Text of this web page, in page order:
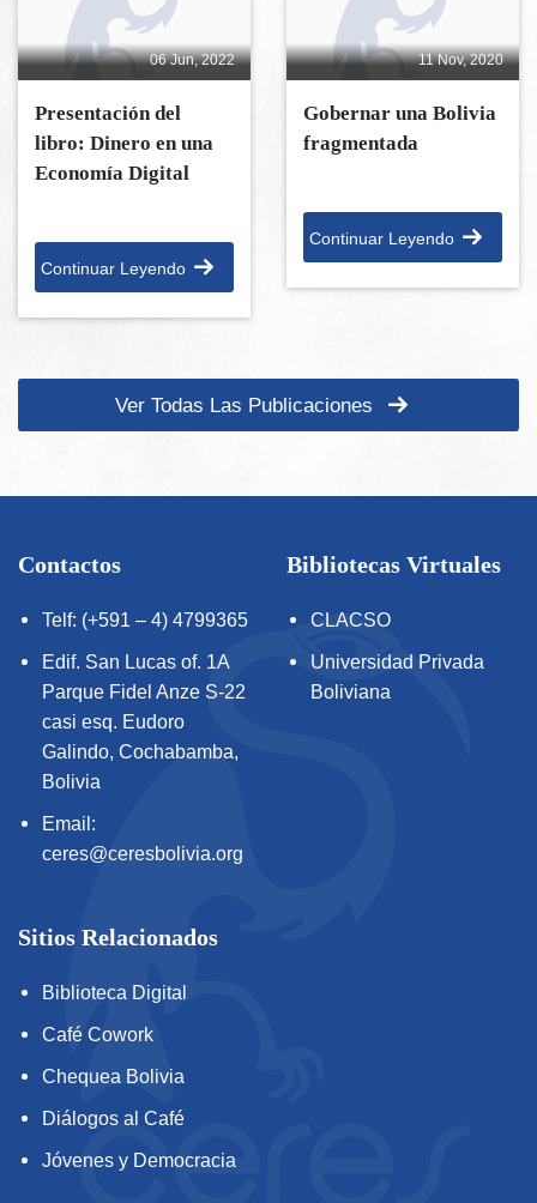
06 Jun, 2022
Presentación del
libro: Dinero en una
Economía Digital
Continuar Leyendo
11 Nov, 2020
Gobernar una Bolivia
fragmentada
Continuar Leyendo
Ver Todas Las Publicaciones
Contactos
Telf: (+591 – 4) 4799365
Edif. San Lucas of. 1A
Parque Fidel Anze S-22
casi esq. Eudoro
Galindo, Cochabamba,
Bolivia
Email:
ceres@ceresbolivia.org
Bibliotecas Virtuales
CLACSO
Universidad Privada
Boliviana
Sitios Relacionados
Biblioteca Digital
Café Cowork
Chequea Bolivia
Diálogos al Café
Jóvenes y Democracia